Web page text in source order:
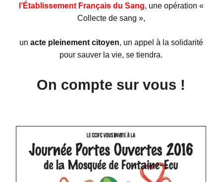
l’Établissement Français du Sang, une opération «
Collecte de sang »,
un acte pleinement citoyen, un appel à la solidarité
pour sauver la vie, se tiendra.
On compte sur vous !